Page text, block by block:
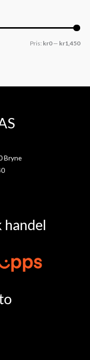
Pris: kr0— kr1,450
Bryne
handel